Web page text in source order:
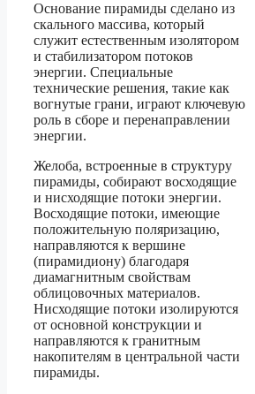
Основание пирамиды сделано из
скального массива, который
служит естественным изолятором
и стабилизатором потоков
энергии. Специальные
технические решения, такие как
вогнутые грани, играют ключевую
роль в сборе и перенаправлении
энергии.
Желоба, встроенные в структуру
пирамиды, собирают восходящие
и нисходящие потоки энергии.
Восходящие потоки, имеющие
положительную поляризацию,
направляются к вершине
(пирамидиону) благодаря
диамагнитным свойствам
облицовочных материалов.
Нисходящие потоки изолируются
от основной конструкции и
направляются к гранитным
накопителям в центральной части
пирамиды.